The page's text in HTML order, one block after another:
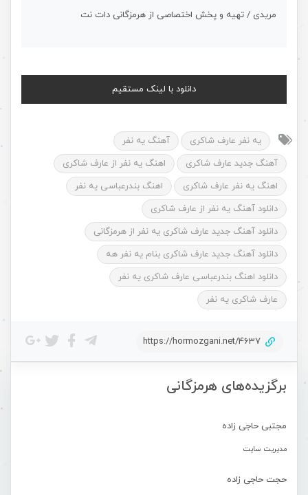
برگزیده‌های هرمزگانی
مجتبی حاجی زاده
مدیریت سایت
حجت حاجی زاده
مریدی / تهیه و پخش اختصاصی از هرمزگانی دات نت
دانلود با لینک مستقیم
یه نفر عارف شاکری
آهنگ یه نفر
آهنگ جدید عارف شاکری
اهنگ یه نفر از عارف شاکری
اهنگ یه نفر عارف شاکری
اهنگ بندرعباسی یه نفر
دانلود آهنگ یه نفر از عارف شاکری
دانلود آهنگ جدید عارف شاکری یه نفر از هرمزگانی
دانلود آهنگ جدید عارف شاکری بنام یه نفر هه
دانلود اهنگ بندرعباسی عارف شاکری یه نفر
عارف شاکری یه نفر
https://hormozgani.net/4637